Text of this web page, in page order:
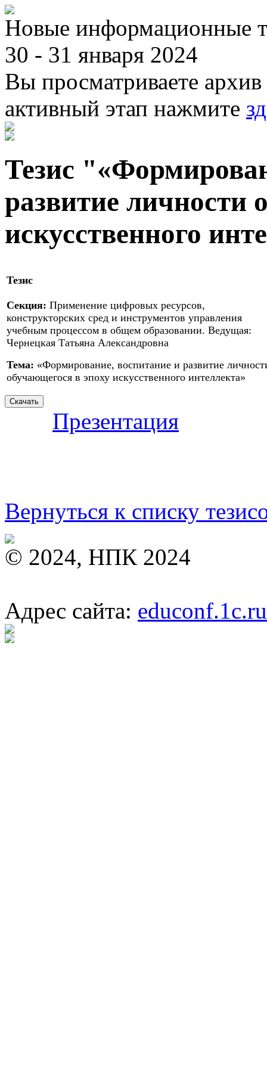
Новые информационные
30 - 31 января 2024
Вы просматриваете
активный этап нажмите
Тезис
развитие личности
искусственного
Тезис
Секция: Применение цифровых ресурсов,
конструкторских сред и инструментов управления
учебным процессом в общем образовании. Ведущая:
Чернецкая Татьяна Александровна
Тема: «Формирование, воспитание и развитие
обучающегося в эпоху искусственного интеллекта»
Презентация
Вернуться к списку
© 2024, НПК 2024
Адрес сайта: educonf.1c.ru